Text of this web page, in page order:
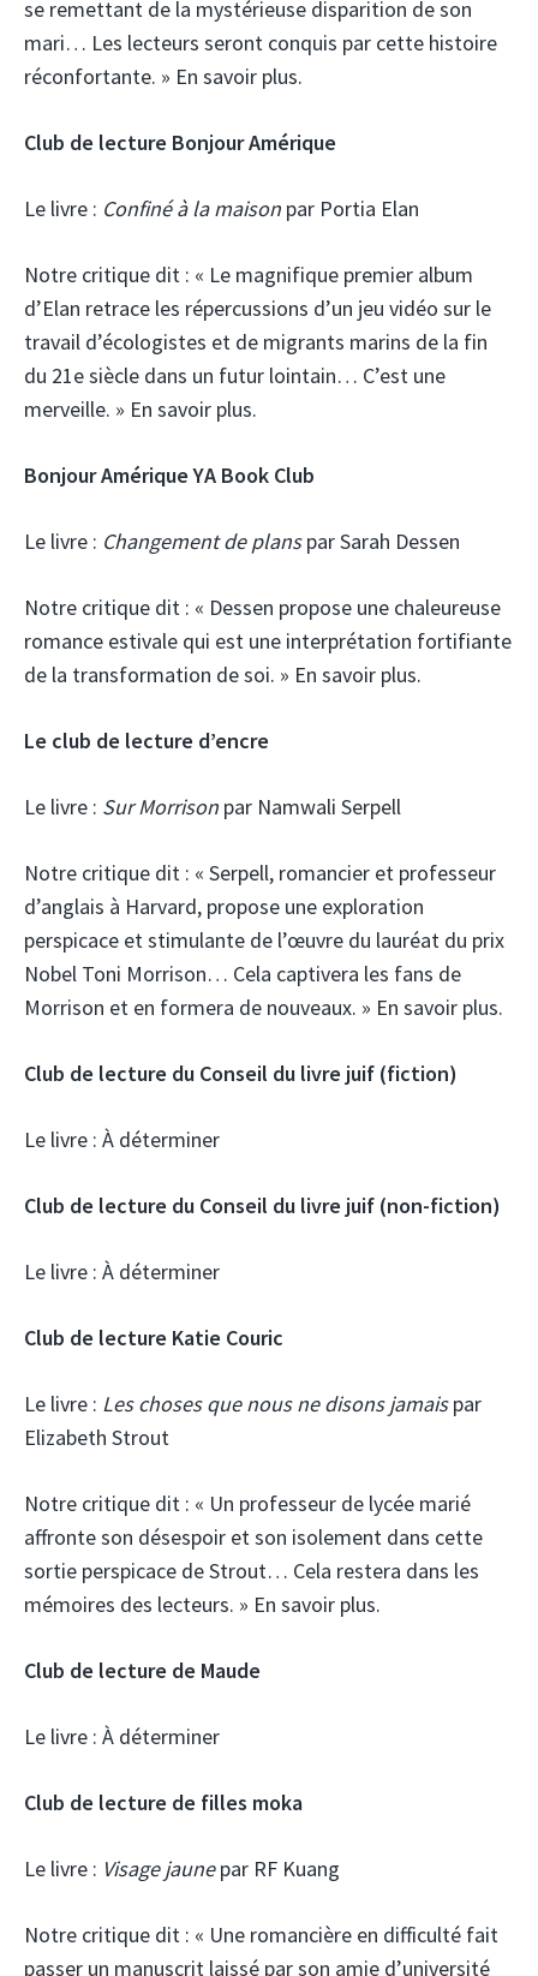
se remettant de la mystérieuse disparition de son
mari… Les lecteurs seront conquis par cette histoire
réconfortante. » En savoir plus.
Club de lecture Bonjour Amérique
Le livre : Confiné à la maison par Portia Elan
Notre critique dit : « Le magnifique premier album
d’Elan retrace les répercussions d’un jeu vidéo sur le
travail d’écologistes et de migrants marins de la fin
du 21e siècle dans un futur lointain… C’est une
merveille. » En savoir plus.
Bonjour Amérique YA Book Club
Le livre : Changement de planspar Sarah Dessen
Notre critique dit : « Dessen propose une chaleureuse
romance estivale qui est une interprétation fortifiante
de la transformation de soi. » En savoir plus.
Le club de lecture d’encre
Le livre : Sur Morrison par Namwali Serpell
Notre critique dit : « Serpell, romancier et professeur
d’anglais à Harvard, propose une exploration
perspicace et stimulante de l’œuvre du lauréat du prix
Nobel Toni Morrison… Cela captivera les fans de
Morrison et en formera de nouveaux. » En savoir plus.
Club de lecture du Conseil du livre juif (fiction)
Le livre : À déterminer
Club de lecture du Conseil du livre juif (non-fiction)
Le livre : À déterminer
Club de lecture Katie Couric
Le livre : Les choses que nous ne disons jamaispar
Elizabeth Strout
Notre critique dit : « Un professeur de lycée marié
affronte son désespoir et son isolement dans cette
sortie perspicace de Strout… Cela restera dans les
mémoires des lecteurs. » En savoir plus.
Club de lecture de Maude
Le livre : À déterminer
Club de lecture de filles moka
Le livre : Visage jaunepar RF Kuang
Notre critique dit : « Une romancière en difficulté fait
passer un manuscrit laissé par son amie d’université